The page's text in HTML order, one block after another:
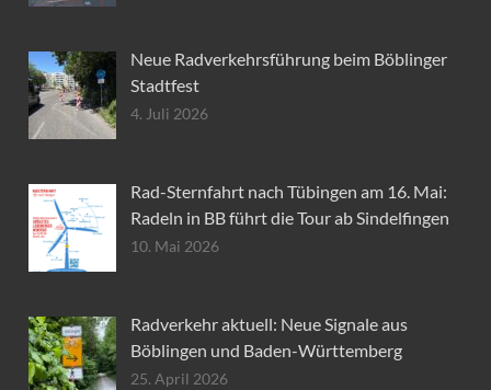
Neue Radverkehrsführung beim Böblinger
Stadtfest
4. Juli 2026
Rad-Sternfahrt nach Tübingen am 16. Mai:
Radeln in BB führt die Tour ab Sindelfingen
10. Mai 2026
Radverkehr aktuell: Neue Signale aus
Böblingen und Baden-Württemberg
25. April 2026